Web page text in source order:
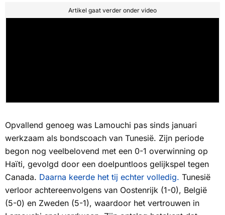
Artikel gaat verder onder video
Opvallend genoeg was Lamouchi pas sinds januari
werkzaam als bondscoach van Tunesië. Zijn periode
begon nog veelbelovend met een 0-1 overwinning op
Haïti, gevolgd door een doelpuntloos gelijkspel tegen
Canada. Daarna keerde het tij echter volledig. Tunesië
verloor achtereenvolgens van Oostenrijk (1-0), België
(5-0) en Zweden (5-1), waardoor het vertrouwen in